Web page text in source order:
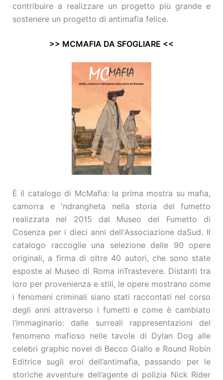
contribuire a realizzare un progetto più grande e
sostenere un progetto di antimafia felice.
>> MCMAFIA DA SFOGLIARE <<
È il catalogo di McMafia: la prima mostra su mafia,
camorra e 'ndrangheta nella storia del fumetto
realizzata nel 2015 dal Museo del Fumetto di
Cosenza per i dieci anni dell'Associazione daSud. Il
catalogo raccoglie una selezione delle 90 opere
originali, a firma di oltre 40 autori, che sono state
esposte al Museo di Roma inTrastevere. Distanti tra
loro per provenienza e stili, le opere mostrano come
i fenomeni criminali siano stati raccontati nel corso
degli anni attraverso i fumetti e come è cambiato
l’immaginario: dalle surreali rappresentazioni del
fenomeno mafioso nelle tavole di Dylan Dog alle
celebri graphic novel di Becco Giallo e Round Robin
Editrice sugli eroi dell’antimafia, passando per le
storiche avventure dell’agente di polizia Nick Rider